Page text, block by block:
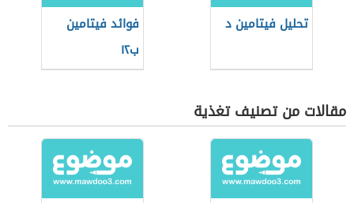
تحليل فيتامين د
فوائد فيتامين
ب١٢
مقالات من تصنيف تغذية